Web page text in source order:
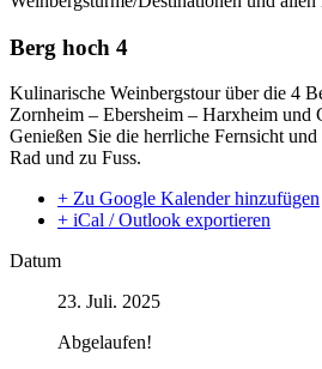
Berg hoch 4
Kulinarische Weinbergstour über die 4
Zornheim – Ebersheim – Harxheim und
Genießen Sie die herrliche Fernsicht
Rad und zu Fuss.
+ Zu Google Kalender hinzufügen
+ iCal / Outlook exportieren
Datum
23. Juli. 2025
Abgelaufen!